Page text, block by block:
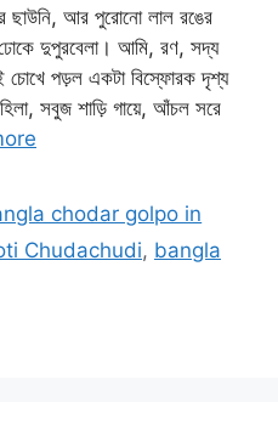
ছাউনি, আর পুরোনো লাল রঙের
ঢোকে দুপুরবেলা। আমি, রণ, সদ্য
চোখে পড়ল একটা বিস্ফোরক দৃশ্য
সবুজ শাড়ি গায়ে, আঁচল সরে
chodar golpo in
Chudachudi, bangla